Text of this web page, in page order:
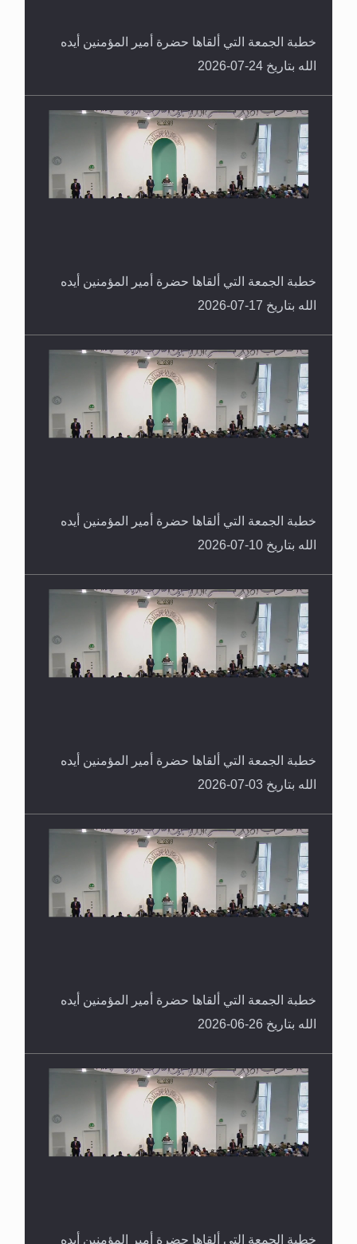
خطبة الجمعة التي ألقاها حضرة أمير المؤمنين أيده
الله بتاريخ 24-07-2026
خطبة الجمعة التي ألقاها حضرة أمير المؤمنين أيده
الله بتاريخ 17-07-2026
خطبة الجمعة التي ألقاها حضرة أمير المؤمنين أيده
الله بتاريخ 10-07-2026
خطبة الجمعة التي ألقاها حضرة أمير المؤمنين أيده
الله بتاريخ 03-07-2026
خطبة الجمعة التي ألقاها حضرة أمير المؤمنين أيده
الله بتاريخ 26-06-2026